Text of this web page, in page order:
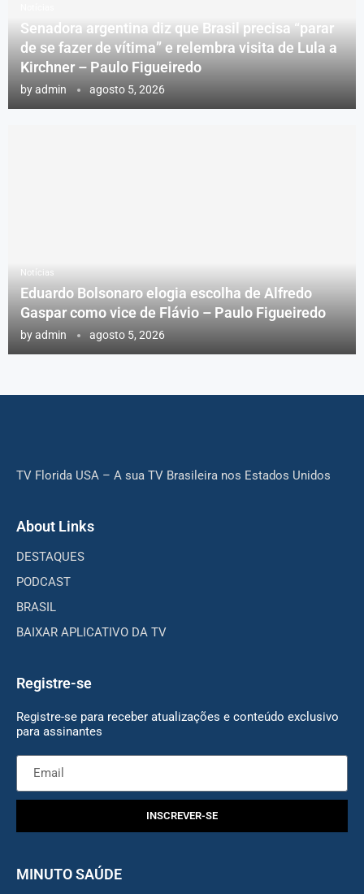
Senadora argentina diz que Brasil precisa “parar
de se fazer de vítima” e relembra visita de Lula a
Kirchner – Paulo Figueiredo
byadmin agosto 5, 2026
Notícias
Eduardo Bolsonaro elogia escolha de Alfredo
Gaspar como vice de Flávio – Paulo Figueiredo
byadmin agosto 5, 2026
TV Florida USA – A sua TV Brasileira nos Estados Unidos
About Links
DESTAQUES
PODCAST
BRASIL
BAIXAR APLICATIVO DA TV
Registre-se
Registre-se para receber atualizações e conteúdo exclusivo
para assinantes
INSCREVER-SE
MINUTO SAÚDE